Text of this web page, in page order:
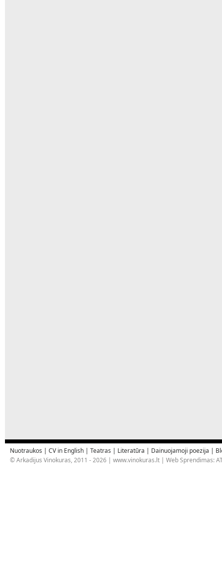
Nuotraukos | CV in English | Teatras | Literatūra | Dainuojamoji poezija |
© Arkadijus Vinokuras, 2011 - 2026 | www.vinokuras.lt | Web Sprendimas: